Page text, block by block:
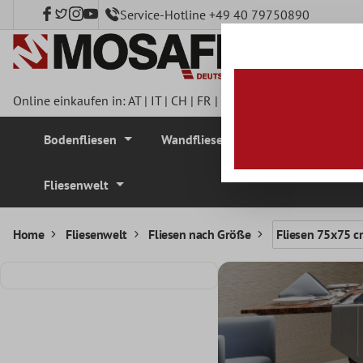
springen Service-Hotline +49 40 79750890
Online einkaufen in:AT| IT| CH | FR |
Bodenfliesen Wandfliesen
Fliesenwelt
Home Fliesenwelt Fliesen nach Größe Fliesen 75x75